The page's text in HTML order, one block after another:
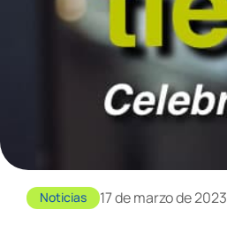
Noticias 17 de marzo de 2023